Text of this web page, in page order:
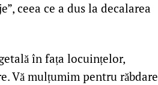
ceea ce a dus la decalarea
în fața locuințelor,
Vă mulțumim pentru răbdare